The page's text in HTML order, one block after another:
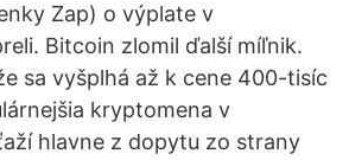
Zap) o výplate v
Bitcoin zlomil ďalší míľnik.
sa vyšplhá až k cene 400-tisíc
kryptomena v
hlavne z dopytu zo strany